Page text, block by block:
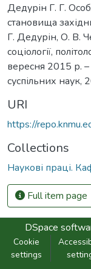
Дедурін Г. Г.
становища
Г. Дедурін, О. В.
соціології,
вересня 2015 р. –
суспільних наук,
URI
https://
Collections
Наукові праці.
Full item page
DSpace
Cookie
settings